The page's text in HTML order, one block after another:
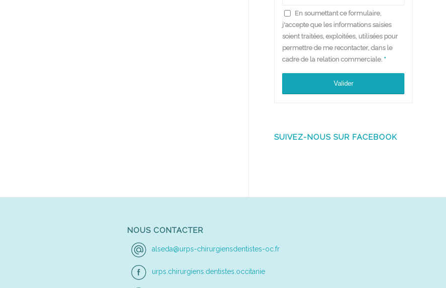
En soumettant ce formulaire,
j'accepte que les informations saisies
soient traitées, exploitées, utilisées pour
permettre de me recontacter, dans le
cadre de la relation commerciale.*
SUIVEZ-NOUS SUR FACEBOOK
NOUS CONTACTER
alseda@urps-chirurgiensdentistes-oc.fr
urps.chirurgiens.dentistes.occitanie